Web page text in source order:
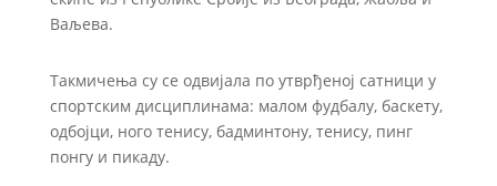
Ваљева.
Такмичења су се одвијала по утврђеној сатници у
спортским дисциплинама: малом фудбалу, баскету,
одбојци, ного тенису, бадминтону, тенису, пинг
понгу и пикаду.